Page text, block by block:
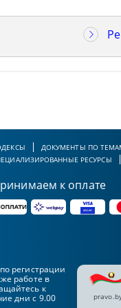
ДОКУМЕНТЫ ПО
РЕСУРСЫ
к оплате
регистрации
работе в
к
дни с 9.00